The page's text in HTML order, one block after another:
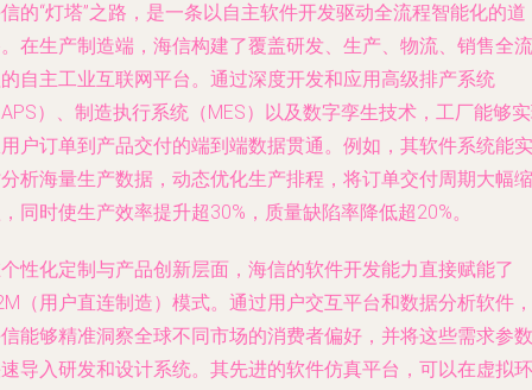
的“灯塔”之路，是一条以自主软件开发驱动全流程智能化的道
在生产制造端，海信构建了覆盖研发、生产、物流、销售全流
自主工业互联网平台。通过深度开发和应用高级排产系统
）、制造执行系统（MES）以及数字孪生技术，工厂能够
户订单到产品交付的端到端数据贯通。例如，其软件系统能实
析海量生产数据，动态优化生产排程，将订单交付周期大幅缩
同时使生产效率提升超30%，质量缺陷率降低超20%。
性化定制与产品创新层面，海信的软件开发能力直接赋能了
（用户直连制造）模式。通过用户交互平台和数据分析软件，
能够精准洞察全球不同市场的消费者偏好，并将这些需求参数
导入研发和设计系统。其先进的软件仿真平台，可以在虚拟环